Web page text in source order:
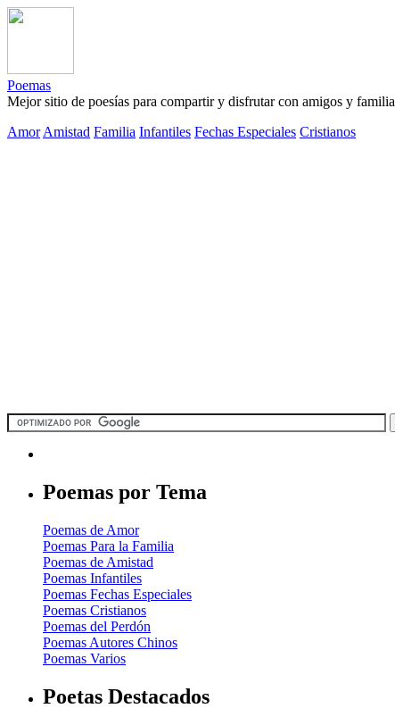
Poemas
Mejor sitio de poesías para compartir y disfrutar con amigos y familia
Amor Amistad Familia Infantiles Fechas Especiales Cristianos
Poemas por Tema
Poemas de Amor
Poemas Para la Familia
Poemas de Amistad
Poemas Infantiles
Poemas Fechas Especiales
Poemas Cristianos
Poemas del Perdón
Poemas Autores Chinos
Poemas Varios
Poetas Destacados